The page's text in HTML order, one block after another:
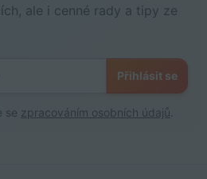
ale i cenné rady a tipy ze
Přihlásit se
se zpracováním osobních údajů